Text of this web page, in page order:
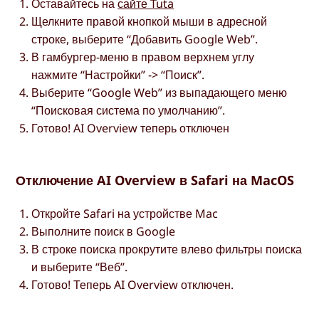
Оставайтесь насайте Tuta
Щелкните правой кнопкой мыши в адресной
строке, выберите “Добавить Google Web”.
В гамбургер-меню в правом верхнем углу
нажмите “Настройки” -> “Поиск”.
Выберите “Google Web” из выпадающего меню
“Поисковая система по умолчанию”.
Готово! AI Overview теперь отключен
Отключение AI Overview в Safari на MacOS
Откройте Safari на устройстве Mac
Выполните поиск в Google
В строке поиска прокрутите влево фильтры поиска
и выберите “Веб”.
Готово! Теперь AI Overview отключен.